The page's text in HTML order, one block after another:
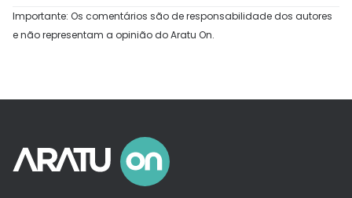
Importante: Os comentários são de responsabilidade dos autores
e não representam a opinião do Aratu On.